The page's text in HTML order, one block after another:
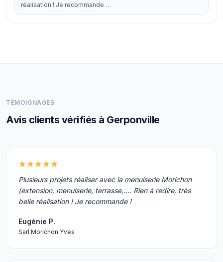
réalisation ! Je recommande …
TÉMOIGNAGES
Avis clients vérifiés à Gerponville
Plusieurs projets réaliser avec la menuiserie Morichon
(extension, menuiserie, terrasse,…. Rien à redire, très
belle réalisation ! Je recommande !
Eugénie P.
Sarl Morichon Yves